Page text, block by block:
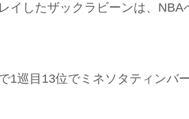
イしたザックラビーンは、
1巡目13位でミネソタティンバ